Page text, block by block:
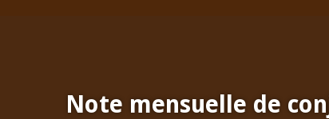
Note mensuelle de